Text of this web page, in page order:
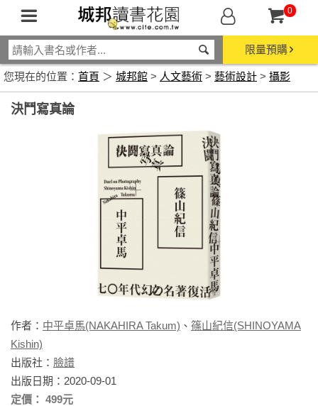
0
限量預購
您現在的位置： 首頁 ＞ 城邦館 > 人文藝術 > 藝術設計 > 攝影
決鬥寫真論
作者： 中平卓馬(NAKAHIRA Takum) 、 篠山紀信(SHINOYAMA
Kishin)
出版社： 臉譜
出版日期：2020-09-01
定價： 499元